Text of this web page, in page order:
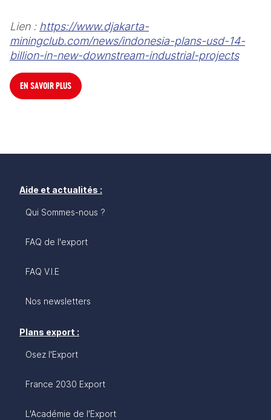
Lien : https://www.djakarta-
miningclub.com/news/indonesia-plans-usd-14-
billion-in-new-downstream-industrial-projects
EN SAVOIR PLUS
Aide et actualités :
Qui Sommes-nous ?
FAQ de l'export
FAQ V.I.E
Nos newsletters
Plans export :
Osez l'Export
France 2030 Export
L'Académie de l'Export